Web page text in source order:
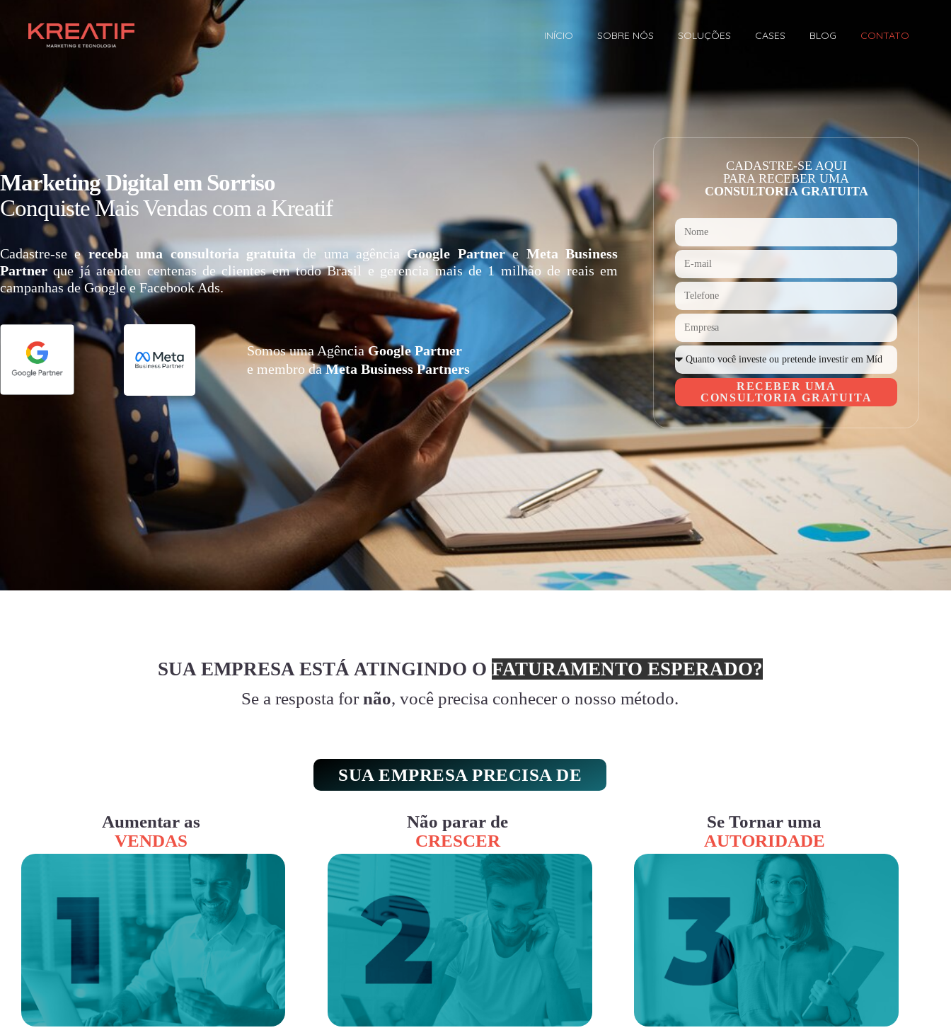
INÍCIO SOBRE NÓS SOLUÇÕES CASES BLOG CONTATO
Marketing Digital em Sorriso
Conquiste Mais Vendas com a Kreatif
Cadastre-se e receba uma consultoria gratuita de uma agênciaGoogle Partnere Meta Business
Partner que já atendeu centenas de clientes em todo Brasil e gerencia mais de 1 milhão de reais em
campanhas de Google e Facebook Ads.
Somos uma AgênciaGoogle Partner
e membro daMeta Business Partners
CADASTRE-SE AQUI
PARA RECEBER UMA
CONSULTORIA GRATUITA
RECEBER UMA
CONSULTORIA GRATUITA
SUA EMPRESA ESTÁ ATINGINDO O FATURAMENTO ESPERADO?
Se a resposta for não, você precisa conhecer o nosso método.
SUA EMPRESA PRECISA DE
Aumentar as
VENDAS
Não parar de
CRESCER
Se Tornar uma
AUTORIDADE